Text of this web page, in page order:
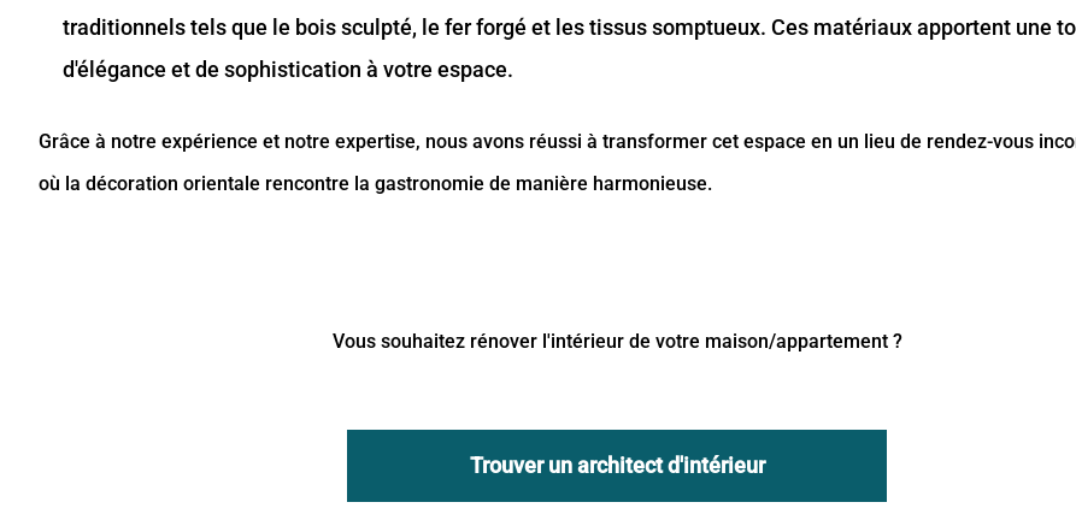
traditionnels tels que le bois sculpté, le fer forgé et les tissus somptueux. Ces matériaux apportent une
d'élégance et de sophistication à votre espace.
Grâce à notre expérience et notre expertise, nous avons réussi à transformer cet espace en un lieu de rendez-vous
où la décoration orientale rencontre la gastronomie de manière harmonieuse.
Vous souhaitez rénover l'intérieur de votre maison/appartement ?
Trouver un architect d'intérieur